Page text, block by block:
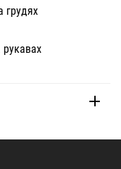
грудях
рукавах